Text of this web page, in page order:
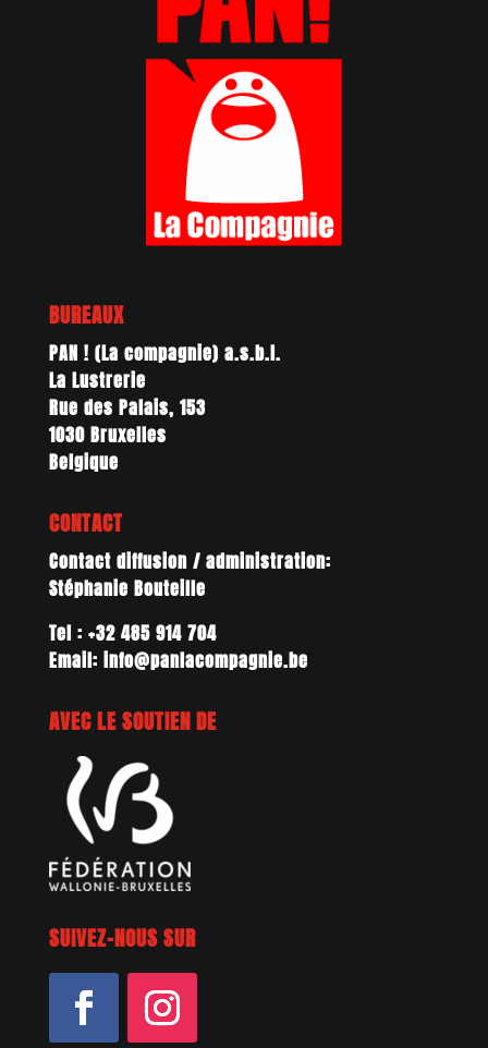
BUREAUX
PAN ! (La compagnie) a.s.b.l.
La Lustrerie
Rue des Palais, 153
1030 Bruxelles
Belgique
CONTACT
Contact diffusion / administration:
Stéphanie Bouteille
Tel : +32 485 914 704
Email: info@panlacompagnie.be
AVEC LE SOUTIEN DE
SUIVEZ-NOUS SUR